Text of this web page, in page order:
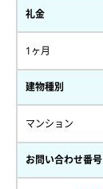
礼金
1ヶ月
建物種別
マンション
お問い合わせ番号